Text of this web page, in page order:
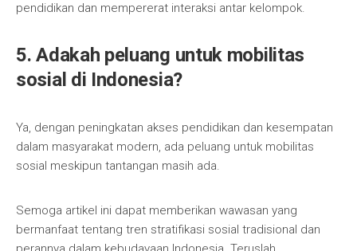
pendidikan dan mempererat interaksi antar kelompok.
5. Adakah peluang untuk mobilitas
sosial di Indonesia?
Ya, dengan peningkatan akses pendidikan dan kesempatan
dalam masyarakat modern, ada peluang untuk mobilitas
sosial meskipun tantangan masih ada.
Semoga artikel ini dapat memberikan wawasan yang
bermanfaat tentang tren stratifikasi sosial tradisional dan